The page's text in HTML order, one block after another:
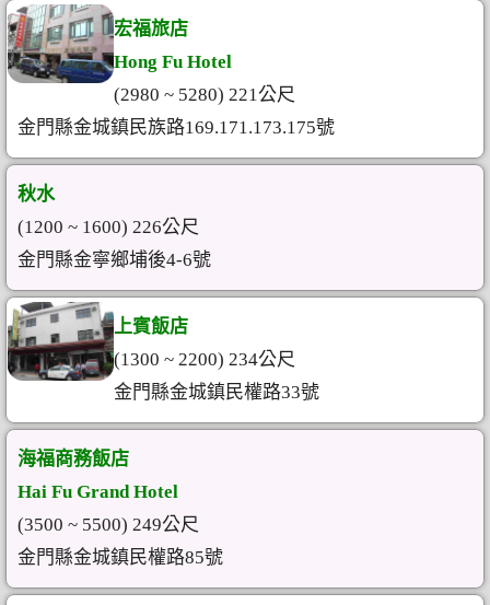
宏福旅店
Hong Fu Hotel
(2980 ~ 5280) 221公尺
金門縣金城鎮民族路169.171.173.175號
秋水
(1200 ~ 1600) 226公尺
金門縣金寧鄉埔後4-6號
上賓飯店
(1300 ~ 2200) 234公尺
金門縣金城鎮民權路33號
海福商務飯店
Hai Fu Grand Hotel
(3500 ~ 5500) 249公尺
金門縣金城鎮民權路85號